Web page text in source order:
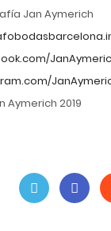
Jan Aymerich
Aymerich 2019